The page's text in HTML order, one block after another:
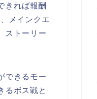
きれば報酬
メインクエ
ストーリー
できるモー
るボス戦と